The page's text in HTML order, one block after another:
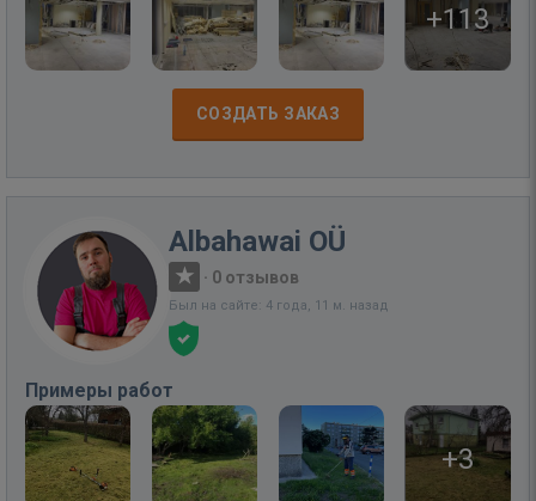
+113
СОЗДАТЬ ЗАКАЗ
Albahawai OÜ
· 0 отзывов
Был на сайте: 4 года, 11 м. назад
Примеры работ
+3